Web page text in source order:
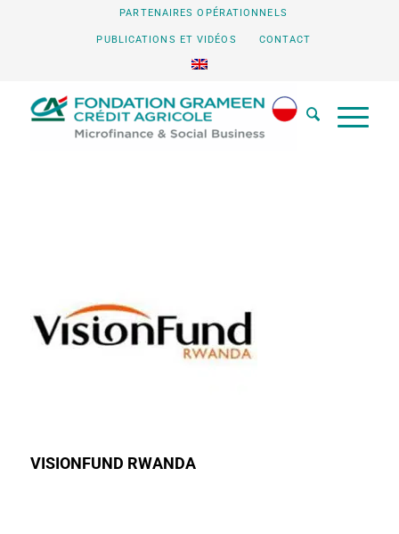
PARTENAIRES OPÉRATIONNELS
PUBLICATIONS ET VIDÉOS CONTACT
VISIONFUND RWANDA